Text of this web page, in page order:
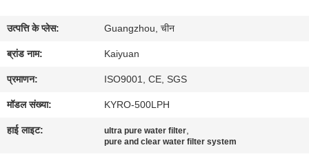
नियंत्रण
संपर्क
करें
एक
उत्पत्ति के प्लेस: Guangzhou, चीन
ब्रांड नाम: Kaiyuan
प्रमाणन: ISO9001, CE, SGS
मॉडल संख्या: KYRO-500LPH
हाई लाइट: ultra pure water filter,
pure and clear water filter system